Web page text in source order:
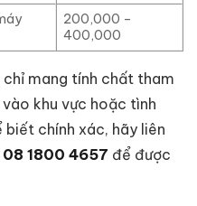
200,000 –
400,000
mang tính chất tham
khu vực hoặc tình
chính xác, hãy liên
08 1800 4657 để được